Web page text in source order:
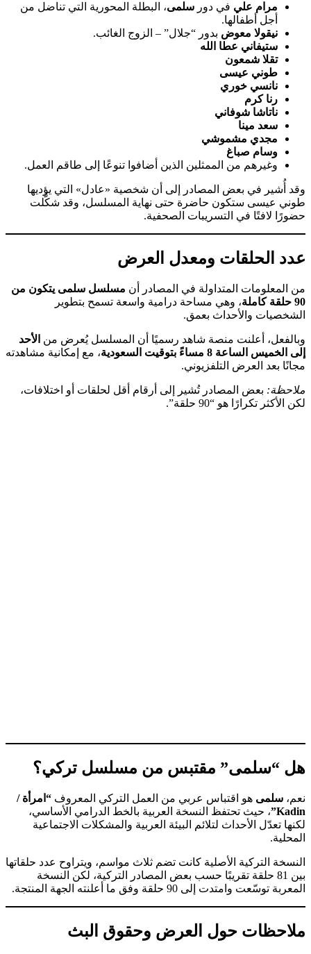
مرام علي في دور سلمى، البطلة المحورية التي تناضل من
أجل أطفالها.
نيقولا معوض بدور “جلال” – الزوج الغائب.
ستيفاني عطا الله
تقلا شمعون
طوني عيسى
نانسي خوري
رنا كرم
ناتاشا شوفاني
سعد مينا
مجدي مشموشي
وسام صباغ
وغيرهم من الممثلين الذين أضافوا تنوعًا إلى طاقم العمل.
وقد أُشير في بعض المصادر إلى أن شخصية «عادل» التي يؤديها
طوني عيسى ستكون حاضرة حتى نهاية المسلسل، وقد شكَّلت
حضورًا لافتًا في التسريبات الصحفية.
عدد الحلقات ومعدل العرض
من المعلومات المتداولة في المصادر أن مسلسل سلمى يتكون من
90 حلقة كاملة
، وهي مساحة درامية واسعة تسمح بتطوير
الشخصيات والأحداث بعمق.
وبالفعل، أعلنت منصة شاهد رسميًا أن المسلسل يُعرض من الأحد
إلى الخميس الساعة 8 مساءً بتوقيت السعودية
، مع إمكانية مشاهدته
مجانًا بعد العرض التلفزيوني.
ملاحظة: بعض المصادر تُشير إلى أرقام أقل لحلقات أو اختلافات،
لكن الأكثر تكرارًا هو “90 حلقة”.
هل “سلمى” مقتبس من مسلسل تركي؟
نعم، سلمى هو اقتباس عربي من العمل التركي المعروف “امرأة /
Kadin” ، حيث تحتفظ النسخة العربية بالخط الدرامي الأساسي،
لكنها تعدّل الأحداث لتلائم البيئة العربية والمشكلات الاجتماعية
المحلية.
النسخة التركية الأصلية كانت تضم ثلاث مواسم، ويتراوح عدد حلقاتها
بين 81 حلقة تقريبًا حسب بعض المصادر التركية، لكن النسخة
المعربة توسّعت وامتدت إلى 90 حلقة وفق ما أعلنته الجهة المنتجة.
ملاحظات حول العرض وحقوق البث